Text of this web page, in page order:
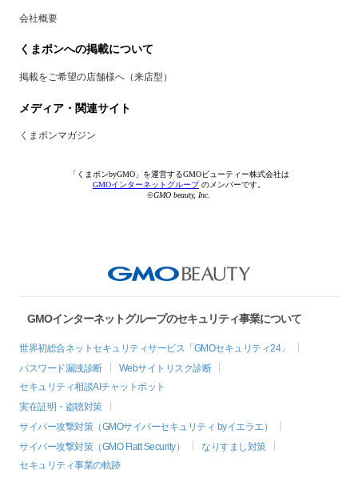
会社概要
くまポンへの掲載について
掲載をご希望の店舗様へ（来店型）
メディア・関連サイト
くまポンマガジン
「くまポンbyGMO」を運営するGMOビューティー株式会社は
GMOインターネットグループのメンバーです。
©GMO beauty, Inc.
GMOインターネットグループのセキュリティ事業について
世界初総合ネットセキュリティサービス「GMOセキュリティ24」
パスワード漏洩診断
Webサイトリスク診断
セキュリティ相談AIチャットボット
実在証明・盗聴対策
サイバー攻撃対策（GMOサイバーセキュリティ byイエラエ）
サイバー攻撃対策（GMO Flatt Security）
なりすまし対策
セキュリティ事業の軌跡